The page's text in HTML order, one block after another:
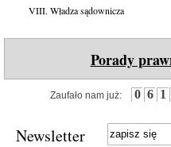
VIII. Władza sądownicza
Porady
Zaufało nam już: 0 6 1
Newsletter